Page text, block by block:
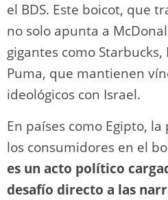
el BDS. Este boicot, que
no solo apunta a
gigantes como
Puma, que mantienen
ideológicos con Israel.
En países como Egipto,
los consumidores en el
es un acto político
desafío directo a las